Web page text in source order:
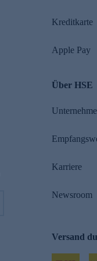
Kreditkarte
Apple Pay
Über HSE
Karriere
Newsroom
Versand